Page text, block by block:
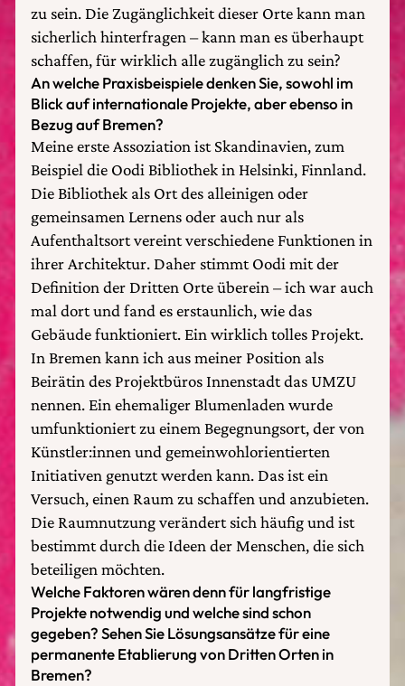
zu sein. Die Zugänglichkeit dieser Orte kann man
sicherlich hinterfragen – kann man es überhaupt
schaffen, für wirklich alle zugänglich zu sein?
An welche Praxisbeispiele denken Sie, sowohl im
Blick auf internationale Projekte, aber ebenso in
Bezug auf Bremen?
Meine erste Assoziation ist Skandinavien, zum
Beispiel die Oodi Bibliothek in Helsinki, Finnland.
Die Bibliothek als Ort des alleinigen oder
gemeinsamen Lernens oder auch nur als
Aufenthaltsort vereint verschiedene Funktionen in
ihrer Architektur. Daher stimmt Oodi mit der
Definition der Dritten Orte überein – ich war auch
mal dort und fand es erstaunlich, wie das
Gebäude funktioniert. Ein wirklich tolles Projekt.
In Bremen kann ich aus meiner Position als
Beirätin des Projektbüros Innenstadt das UMZU
nennen. Ein ehemaliger Blumenladen wurde
umfunktioniert zu einem Begegnungsort, der von
Künstler:innen und gemeinwohlorientierten
Initiativen genutzt werden kann. Das ist ein
Versuch, einen Raum zu schaffen und anzubieten.
Die Raumnutzung verändert sich häufig und ist
bestimmt durch die Ideen der Menschen, die sich
beteiligen möchten.
Welche Faktoren wären denn für langfristige
Projekte notwendig und welche sind schon
gegeben? Sehen Sie Lösungsansätze für eine
permanente Etablierung von Dritten Orten in
Bremen?